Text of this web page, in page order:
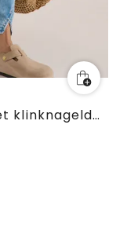
Straight Leg jeans met klinknageldetails